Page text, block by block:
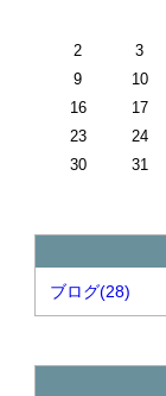
2
3
9
10
16
17
23
24
30
31
ブログ(28)